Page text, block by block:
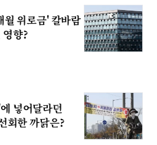
월 위로금' 칼바람
향?
넣어달라던
회한 까닭은?